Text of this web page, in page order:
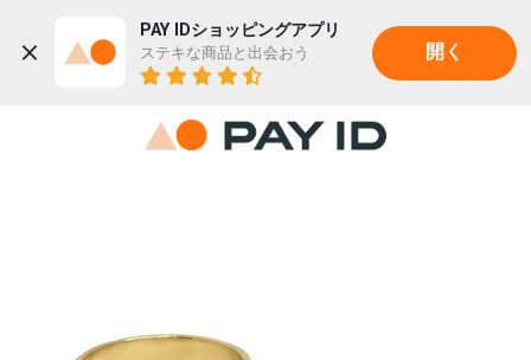
PAY IDショッピングアプリ
ステキな商品と出会おう 開く